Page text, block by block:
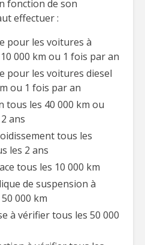
fonction de son
effectuer :
pour les voitures à
000 km ou 1 fois par an
pour les voitures diesel
ou 1 fois par an
tous les 40 000 km ou
ans
tous les
les 2 ans
tous les 10 000 km
de suspension à
000 km
à vérifier tous les 50 000